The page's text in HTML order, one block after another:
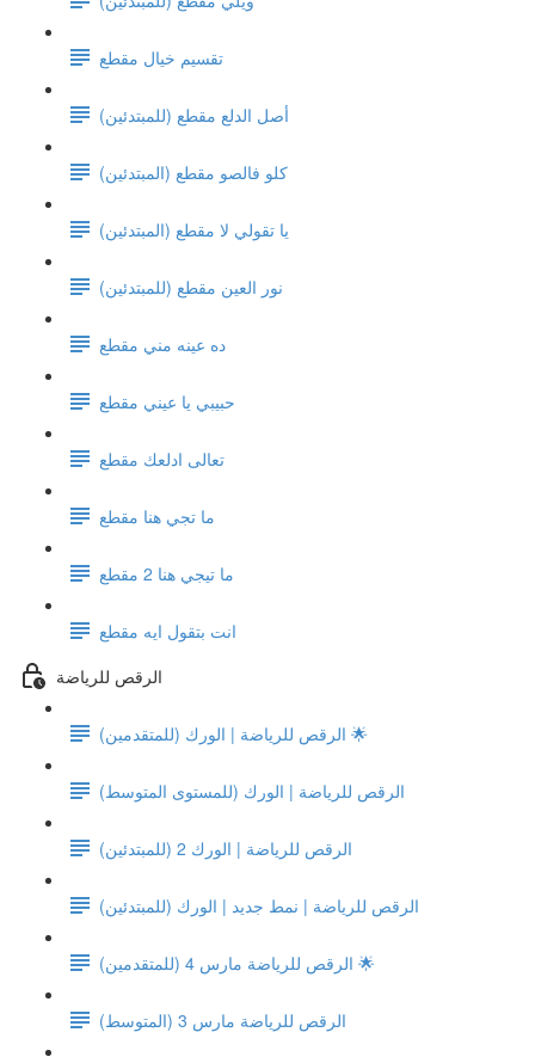
تقسيم خيال مقطع
(أصل الدلع مقطع (للمبتدئين
كلو فالصو مقطع (المبتدئين)
يا تقولي لا مقطع (المبتدئين)
نور العين مقطع (للمبتدئين)
ده عينه مني مقطع
حبيبي يا عيني مقطع
تعالى ادلعك مقطع
ما تجي هنا مقطع
ما تيجي هنا 2 مقطع
انت بتقول ايه مقطع
الرقص للرياضة
الرقص للرياضة | الورك (للمتقدمين) 🌟
الرقص للرياضة | الورك (للمستوى المتوسط)
الرقص للرياضة | الورك 2 (للمبتدئين)
الرقص للرياضة | نمط جديد | الورك (للمبتدئين)
الرقص للرياضة مارس 4 (للمتقدمين) 🌟
الرقص للرياضة مارس 3 (المتوسط)